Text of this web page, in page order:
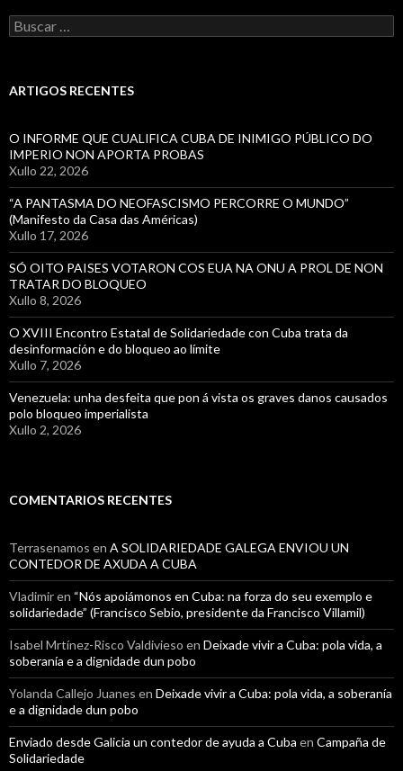
Buscar:
ARTIGOS RECENTES
O INFORME QUE CUALIFICA CUBA DE INIMIGO PÚBLICO DO
IMPERIO NON APORTA PROBAS
Xullo 22, 2026
“A PANTASMA DO NEOFASCISMO PERCORRE O MUNDO”
(Manifesto da Casa das Américas)
Xullo 17, 2026
SÓ OITO PAISES VOTARON COS EUA NA ONU A PROL DE NON
TRATAR DO BLOQUEO
Xullo 8, 2026
O XVIII Encontro Estatal de Solidariedade con Cuba trata da
desinformación e do bloqueo ao límite
Xullo 7, 2026
Venezuela: unha desfeita que pon á vista os graves danos causados
polo bloqueo imperialista
Xullo 2, 2026
COMENTARIOS RECENTES
Terrasenamos en A SOLIDARIEDADE GALEGA ENVIOU UN
CONTEDOR DE AXUDA A CUBA
Vladimiren “Nós apoiámonos en Cuba: na forza do seu exemplo e
solidariedade” (Francisco Sebio, presidente da Francisco Villamil)
Isabel Mrtínez-Risco Valdivieso en Deixade vivir a Cuba: pola vida, a
soberanía e a dignidade dun pobo
Yolanda Callejo Juanes en Deixade vivir a Cuba: pola vida, a soberanía
e a dignidade dun pobo
Enviado desde Galicia un contedor de ayuda a Cuba en Campaña de
Solidariedade